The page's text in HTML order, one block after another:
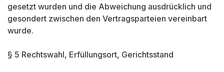
gesetzt wurden und die Abweichung ausdrücklich und
gesondert zwischen den Vertragsparteien vereinbart
wurde.
§ 5 Rechtswahl, Erfüllungsort, Gerichtsstand